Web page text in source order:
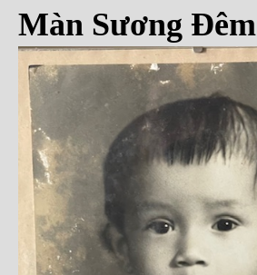
Màn Sương Đêm